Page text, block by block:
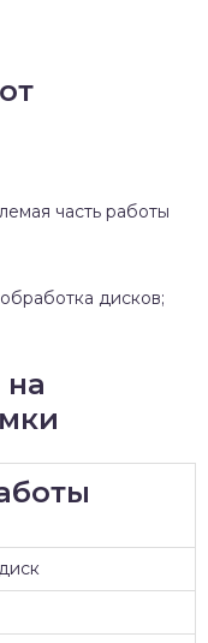
часть работы
дисков;